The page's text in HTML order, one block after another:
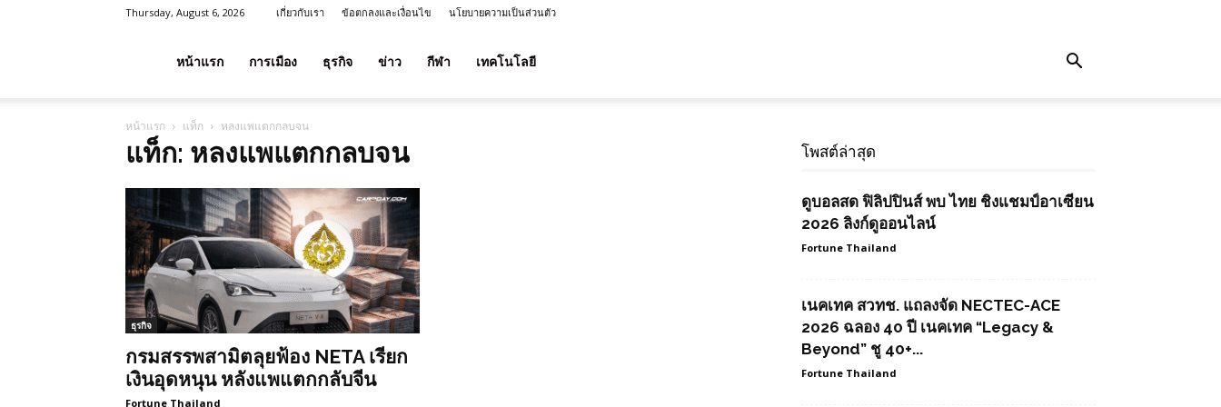
Thursday, August 6, 2026 เกี่ยวกับเรา ข้อตกลงและเงื่อนไข นโยบายความเป็นส่วนตัว
ลาภ
ประเทศไทย
หน้าแรก การเมือง ธุรกิจ ข่าว กีฬา เทคโนโลยี
หน้าแรก แท็ก หลงแพแตกกลบจน
แท็ก: หลงแพแตกกลบจน
ธุรกิจ
กรมสรรพสามิตลุยฟ้อง NETA เรียก
เงินอุดหนุน หลังแพแตกกลับจีน
Fortune Thailand
โพสต์ล่าสุด
ดูบอลสด ฟิลิปปินส์ พบ ไทย ชิงแชมป์อาเซียน
2026 ลิงก์ดูออนไลน์
Fortune Thailand
เนคเทค สวทช. แถลงจัด NECTEC-ACE
2026 ฉลอง 40 ปี เนคเทค “Legacy &
Beyond” ชู 40+...
Fortune Thailand